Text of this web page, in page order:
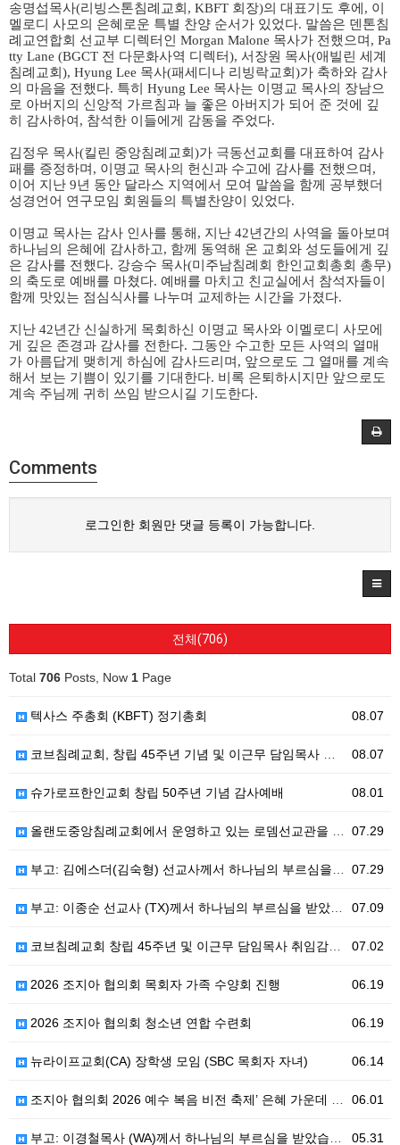
송명섭목사(리빙스톤침례교회 , KBFT 회장)의 대표기도 후에 , 이
멜로디 사모의 은혜로운 특별 찬양 순서가 있었다. 말씀은 덴톤침
례교연합회 선교부 디렉터인 Morgan Malone 목사가 전했으며 , Pa
tty Lane (BGCT 전 다문화사역 디렉터), 서장원 목사(애빌린 세계
침례교회 ), Hyung Lee 목사(패세디나 리빙락교회 )가 축하와 감사
의 마음을 전했다. 특히 Hyung Lee 목사는 이명교 목사의 장남으
로 아버지의 신앙적 가르침과 늘 좋은 아버지가 되어 준 것에 깊
히 감사하여 , 참석한 이들에게 감동을 주었다.
김정우 목사(킬린 중앙침례교회 )가 극동선교회를 대표하여 감사
패를 증정하며 , 이명교 목사의 헌신과 수고에 감사를 전했으며 ,
이어 지난 9년 동안 달라스 지역에서 모여 말씀을 함께 공부했더
성경언어 연구모임 회원들의 특별찬양이 있었다.
이명교 목사는 감사 인사를 통해 , 지난 42년간의 사역을 돌아보며
하나님의 은혜에 감사하고, 함께 동역해 온 교회와 성도들에게 깊
은 감사를 전했다. 강승수 목사(미주남침례회 한인교회총회 총무)
의 축도로 예배를 마쳤다. 예배를 마치고 친교실에서 참석자들이
함께 맛있는 점심식사를 나누며 교제하는 시간을 가졌다.
지난 42년간 신실하게 목회하신 이명교 목사와 이멜로디 사모에
게 깊은 존경과 감사를 전한다. 그동안 수고한 모든 사역의 열매
가 아름답게 맺히게 하심에 감사드리며 , 앞으로도 그 열매를 계속
해서 보는 기쁨이 있기를 기대한다. 비록 은퇴하시지만 앞으로도
계속 주님께 귀히 쓰임 받으시길 기도한다.
Comments
로그인한 회원만 댓글 등록이 가능합니다.
전체(706)
Total 706 Posts, Now 1 Page
08.07
텍사스 주총회 (KBFT) 정기총회
08.07
코브침례교회, 창립 45주년 기념 및 이근무 담임목사 취임 감사예배 드려
08.01
슈가로프한인교회 창립 50주년 기념 감사예배
07.29
올랜도중앙침례교회에서 운영하고 있는 로뎀선교관을 소개해 드립니다
07.29
부고: 김에스더(김숙형) 선교사께서 하나님의 부르심을 받았습니다.
07.09
부고: 이종순 선교사 (TX)께서 하나님의 부르심을 받았습니다.
07.02
코브침례교회 창립 45주년 및 이근무 담임목사 취임감사예배
06.19
2026 조지아 협의회 목회자 가족 수양회 진행
06.19
2026 조지아 협의회 청소년 연합 수련회
06.14
뉴라이프교회(CA) 장학생 모임 (SBC 목회자 자녀)
06.01
조지아 협의회 2026 예수 복음 비전 축제’ 은혜 가운데 성료
05.31
부고: 이경철목사 (WA)께서 하나님의 부르심을 받았습니다.